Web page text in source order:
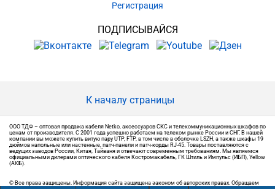
Регистрация
ПОДПИСЫВАЙСЯ
К началу страницы
ООО ТДФ – оптовая продажа кабеля Netko, аксессуаров СКС и телекоммуникационных шкафов по
ценам от производителя. С 2001 года успешно работаем на телеком рынке России и СНГ. В нашей
компании вы можете купить витую пару UTP, FTP, в том числе в оболочке LSZH, а также шкафы 19
дюймов напольные или настенные, патч-панели и патч-корды RJ-45. Товары поставляются с
ведущих заводов России, Китая, Тайваня и отвечают современным требованиям. Мы являемся
официальными дилерами оптического кабеля Костромакабель, ГК Штиль и Импульс (ИБП), Yellow
(АКБ).
© Все права защищены. Информация сайта защищена законом об авторских правах. Обращаем